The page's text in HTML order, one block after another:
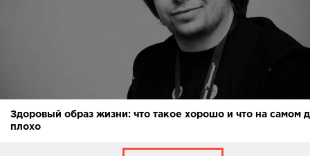
Здоровый образ жизни: что такое хорошо и что на самом
плохо